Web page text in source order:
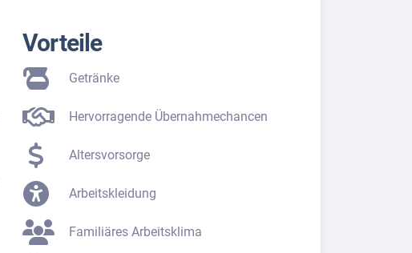
Vorteile
Getränke
Hervorragende Übernahmechancen
Altersvorsorge
Arbeitskleidung
Familiäres Arbeitsklima